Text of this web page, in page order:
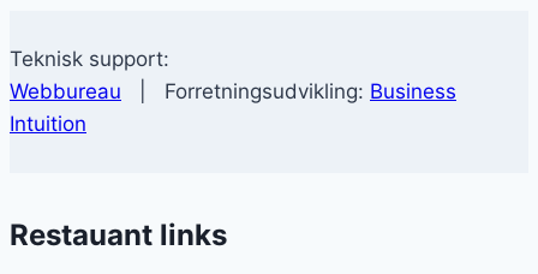
Teknisk support:
Webbureau | Forretningsudvikling: Business
Intuition
Restauant links